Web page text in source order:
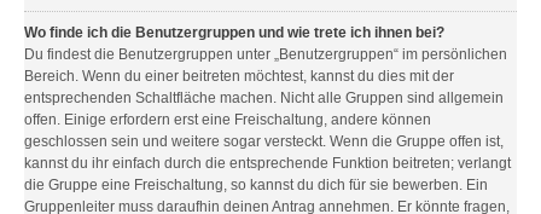
Wo finde ich die Benutzergruppen und wie trete ich ihnen bei?
Du findest die Benutzergruppen unter „Benutzergruppen“ im persönlichen
Bereich. Wenn du einer beitreten möchtest, kannst du dies mit der
entsprechenden Schaltfläche machen. Nicht alle Gruppen sind allgemein
offen. Einige erfordern erst eine Freischaltung, andere können
geschlossen sein und weitere sogar versteckt. Wenn die Gruppe offen ist,
kannst du ihr einfach durch die entsprechende Funktion beitreten; verlangt
die Gruppe eine Freischaltung, so kannst du dich für sie bewerben. Ein
Gruppenleiter muss daraufhin deinen Antrag annehmen. Er könnte fragen,